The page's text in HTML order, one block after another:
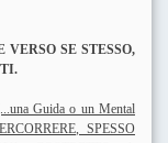
SE STESSO,
Guida o un Mental
SPESSO